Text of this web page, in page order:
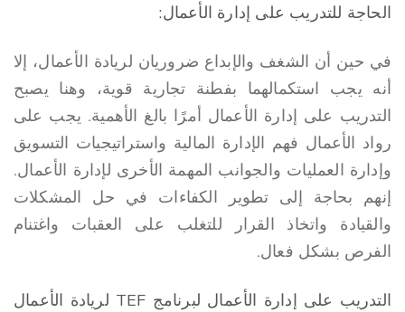
الحاجة للتدريب على إدارة الأعمال:
في حين أن الشغف والإبداع ضروريان لريادة الأعمال، إلا
أنه يجب استكمالهما بفطنة تجارية قوية، وهنا يصبح
التدريب على إدارة الأعمال أمرًا بالغ الأهمية. يجب على
رواد الأعمال فهم الإدارة المالية واستراتيجيات التسويق
وإدارة العمليات والجوانب المهمة الأخرى لإدارة الأعمال.
إنهم بحاجة إلى تطوير الكفاءات في حل المشكلات
والقيادة واتخاذ القرار للتغلب على العقبات واغتنام
الفرص بشكل فعال.
التدريب على إدارة الأعمال لبرنامج TEF لريادة الأعمال